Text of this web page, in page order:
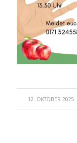
12. OKTOBER 2025
/